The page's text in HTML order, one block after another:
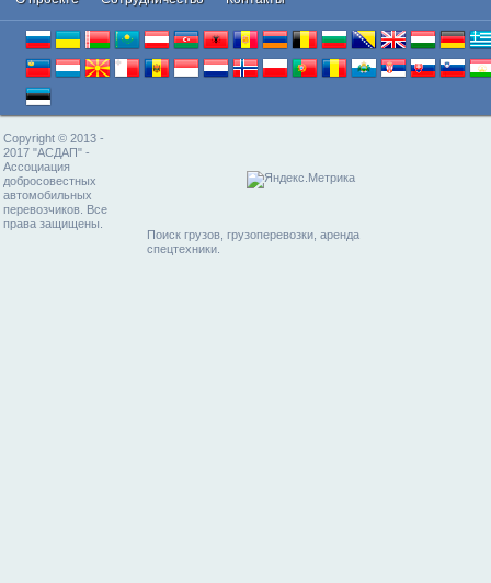
Copyright © 2013 -
2017 "АСДАП" -
Ассоциация
добросовестных
автомобильных
перевозчиков. Все
права защищены.
Поиск грузов, грузоперевозки, аренда
спецтехники.